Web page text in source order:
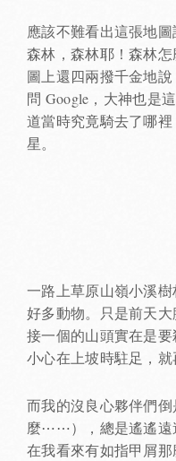
應該不難看出這張地
森林，森林耶！森林
圖上還四兩撥千金地
問 Google，大神也是
道當時究竟騎去了哪
星。
一路上草原山嶺小溪
好多動物。只是前天
接一個的山頭實在是
小心在上坡時駐足，就
而我的沒良心夥伴們
麼⋯⋯），總是遙遙遠
在我看來有如指甲屑那